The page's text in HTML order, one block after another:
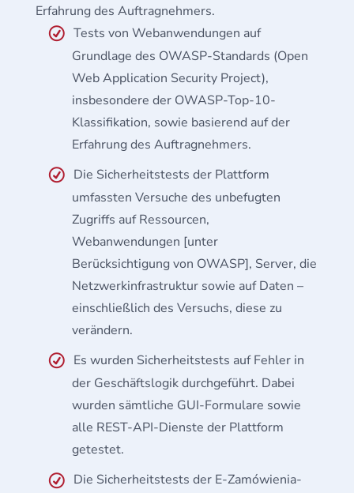
Erfahrung des Auftragnehmers.
Tests von Webanwendungen auf
Grundlage des OWASP-Standards (Open
Web Application Security Project),
insbesondere der OWASP-Top-10-
Klassifikation, sowie basierend auf der
Erfahrung des Auftragnehmers.
Die Sicherheitstests der Plattform
umfassten Versuche des unbefugten
Zugriffs auf Ressourcen,
Webanwendungen [unter
Berücksichtigung von OWASP], Server, die
Netzwerkinfrastruktur sowie auf Daten –
einschließlich des Versuchs, diese zu
verändern.
Es wurden Sicherheitstests auf Fehler in
der Geschäftslogik durchgeführt. Dabei
wurden sämtliche GUI-Formulare sowie
alle REST-API-Dienste der Plattform
getestet.
Die Sicherheitstests der E-Zamówienia-